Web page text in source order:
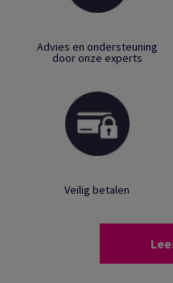
Advies en ondersteuning
door onze experts
Veilig betalen